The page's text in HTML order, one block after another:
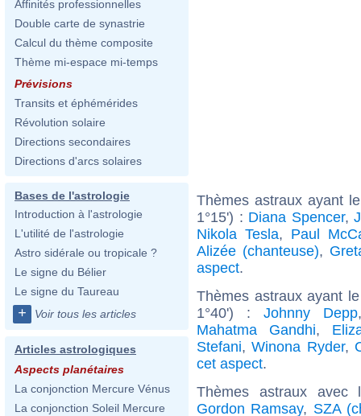
Affinités professionnelles
Double carte de synastrie
Calcul du thème composite
Thème mi-espace mi-temps
Prévisions
Transits et éphémérides
Révolution solaire
Directions secondaires
Directions d'arcs solaires
Bases de l'astrologie
Introduction à l'astrologie
L'utilité de l'astrologie
Astro sidérale ou tropicale ?
Le signe du Bélier
Le signe du Taureau
+ Voir tous les articles
Articles astrologiques
Aspects planétaires
La conjonction Mercure Vénus
La conjonction Soleil Mercure
Thèmes astraux ayant
1°15') : Diana Spencer,
Nikola Tesla, Paul
Alizée (chanteuse),
aspect.
Thèmes astraux ayant
1°40') : Johnny Depp
Mahatma Gandhi,
Stefani,Winona Ryder,
cet aspect.
Thèmes astraux
Gordon Ramsay, SZA